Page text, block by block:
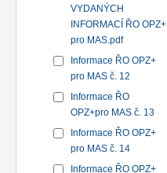
VYDANÝCH
INFORMACÍ ŘO OPZ+
pro MAS.pdf
Informace ŘO OPZ+
pro MAS č. 12
Informace ŘO
OPZ+pro MAS č. 13
Informace ŘO OPZ+
pro MAS č. 14
Informace ŘO OPZ+